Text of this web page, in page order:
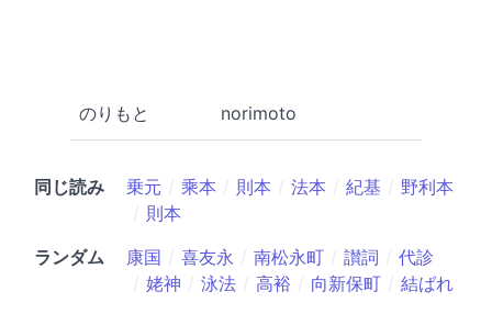
のりもと norimoto
同じ読み 乗元 乘本 則本 法本 紀基
野利本
則本
ランダム
康国 喜友永 南松永町 讃詞
代診
姥神
泳法 高裕 向新保町 結ばれ